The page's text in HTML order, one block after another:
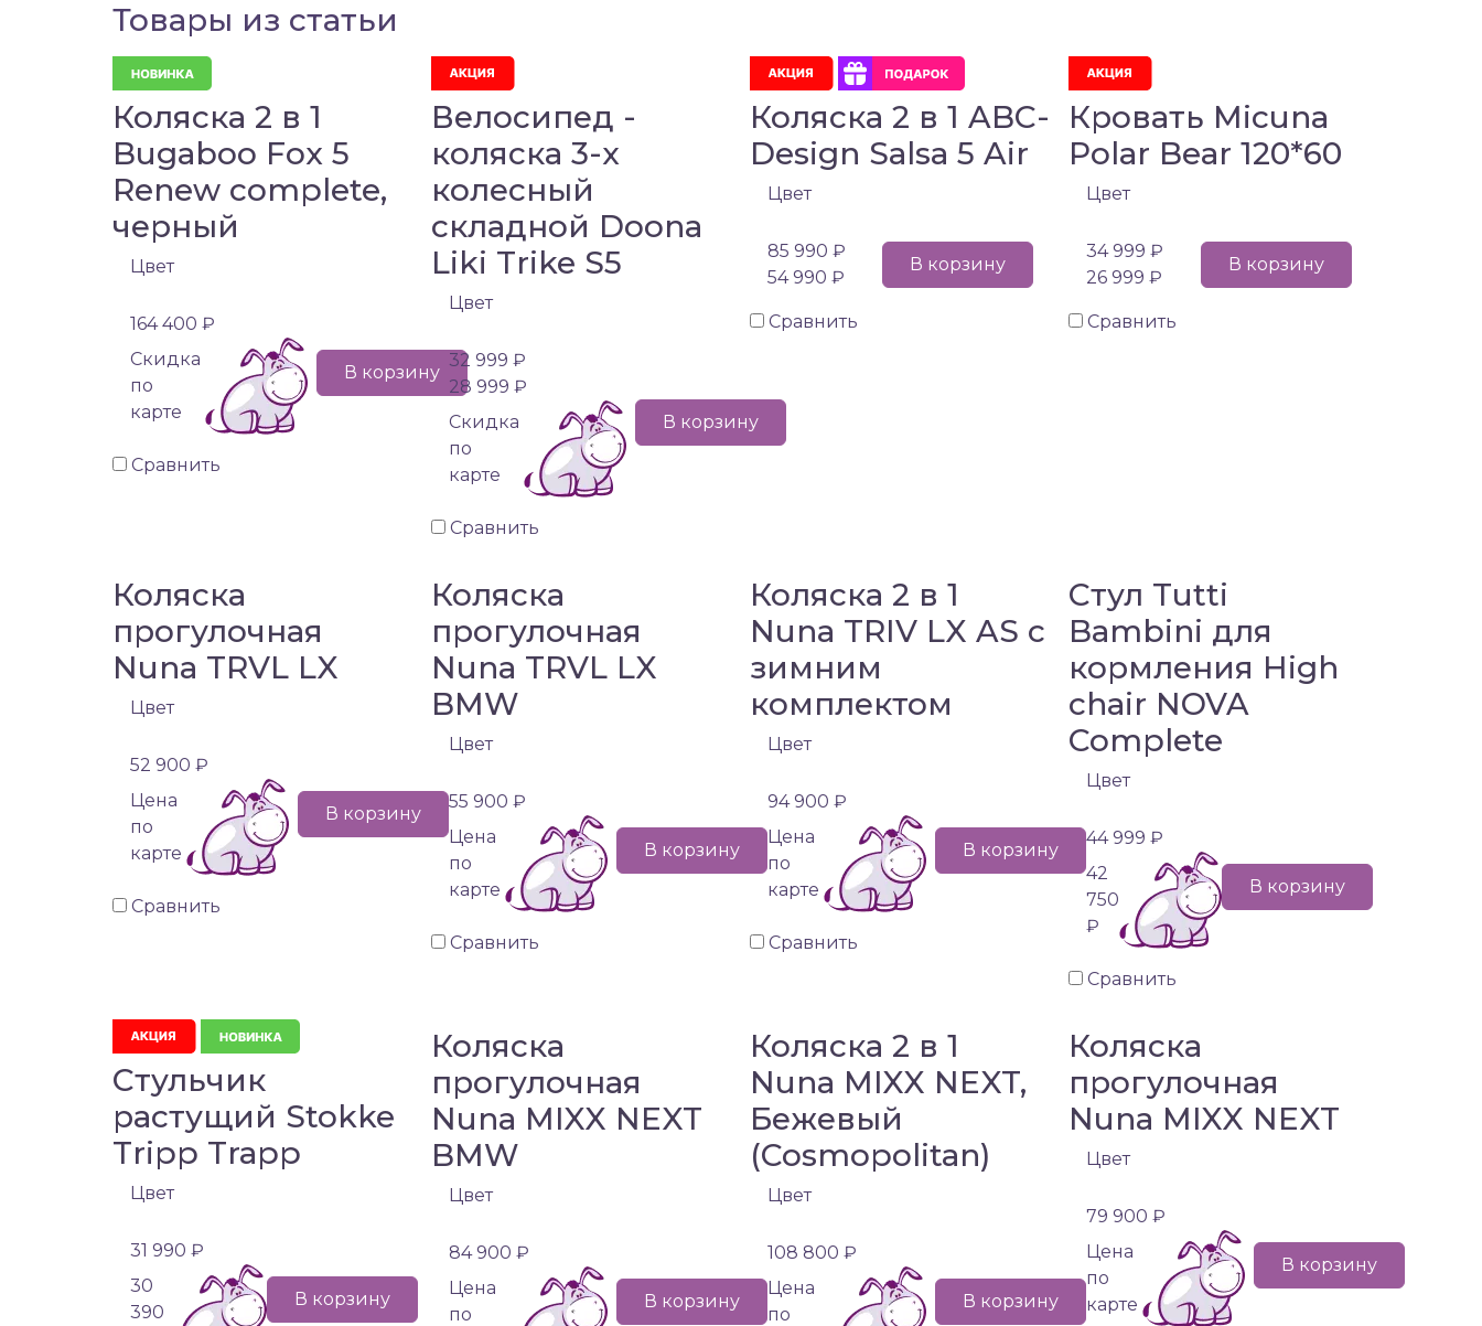
Товары из статьи
Коляска 2 в 1
Bugaboo Fox 5
Renew complete,
черный
Цвет
164 400 ₽
Cкидка
по
карте
В корзину
Сравнить
Велосипед -
коляска 3-х
колесный
складной Doona
Liki Trike S5
Цвет
32 999 ₽
28 999 ₽
Cкидка
по
карте
В корзину
Сравнить
Коляска 2 в 1 ABC-
Design Salsa 5 Air
Цвет
85 990 ₽
54 990 ₽
В корзину
Сравнить
Кровать Micuna
Polar Bear 120*60
Цвет
34 999 ₽
26 999 ₽
В корзину
Сравнить
Коляска
прогулочная
Nuna TRVL LX
Цвет
52 900 ₽
Цена
по
карте
В корзину
Сравнить
Коляска
прогулочная
Nuna TRVL LX
BMW
Цвет
55 900 ₽
Цена
по
карте
В корзину
Сравнить
Коляска 2 в 1
Nuna TRIV LX AS с
зимним
комплектом
Цвет
94 900 ₽
Цена
по
карте
В корзину
Сравнить
Стул Tutti
Bambini для
кормления High
chair NOVA
Complete
Цвет
44 999 ₽
42
750
₽
В корзину
Сравнить
Стульчик
растущий Stokke
Tripp Trapp
Цвет
31 990 ₽
30
390
В корзину
Коляска
прогулочная
Nuna MIXX NEXT
BMW
Цвет
84 900 ₽
Цена
по
В корзину
Коляска 2 в 1
Nuna MIXX NEXT,
Бежевый
(Cosmopolitan)
Цвет
108 800 ₽
Цена
по
В корзину
Коляска
прогулочная
Nuna MIXX NEXT
Цвет
79 900 ₽
Цена
по
карте
В корзину